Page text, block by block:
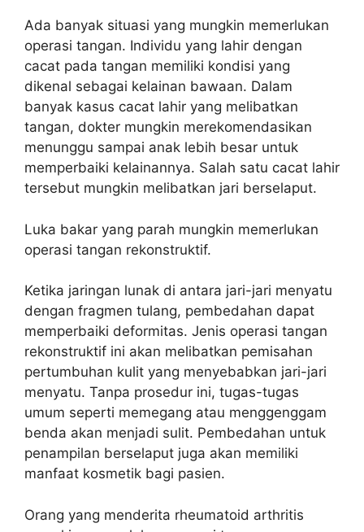
Ada banyak situasi yang mungkin memerlukan
operasi tangan. Individu yang lahir dengan
cacat pada tangan memiliki kondisi yang
dikenal sebagai kelainan bawaan. Dalam
banyak kasus cacat lahir yang melibatkan
tangan, dokter mungkin merekomendasikan
menunggu sampai anak lebih besar untuk
memperbaiki kelainannya. Salah satu cacat lahir
tersebut mungkin melibatkan jari berselaput.
Luka bakar yang parah mungkin memerlukan
operasi tangan rekonstruktif.
Ketika jaringan lunak di antara jari-jari menyatu
dengan fragmen tulang, pembedahan dapat
memperbaiki deformitas. Jenis operasi tangan
rekonstruktif ini akan melibatkan pemisahan
pertumbuhan kulit yang menyebabkan jari-jari
menyatu. Tanpa prosedur ini, tugas-tugas
umum seperti memegang atau menggenggam
benda akan menjadi sulit. Pembedahan untuk
penampilan berselaput juga akan memiliki
manfaat kosmetik bagi pasien.
Orang yang menderita rheumatoid arthritis